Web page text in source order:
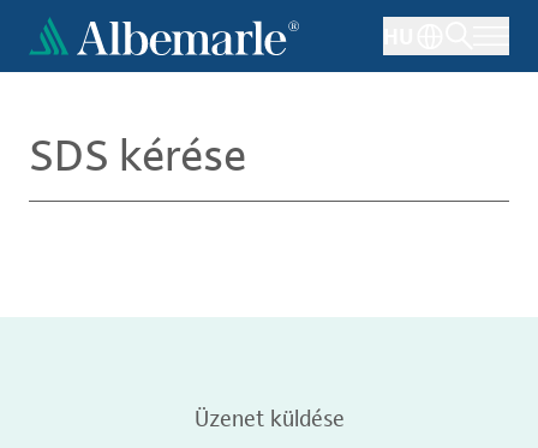
Ugrás
tartalomra
SDS kérése
Üzenet küldése